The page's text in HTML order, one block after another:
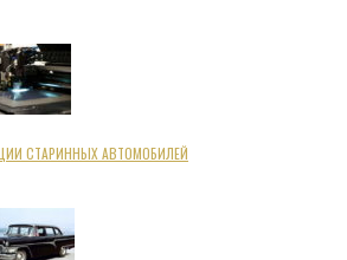
СТАРИННЫХ АВТОМОБИЛЕЙ